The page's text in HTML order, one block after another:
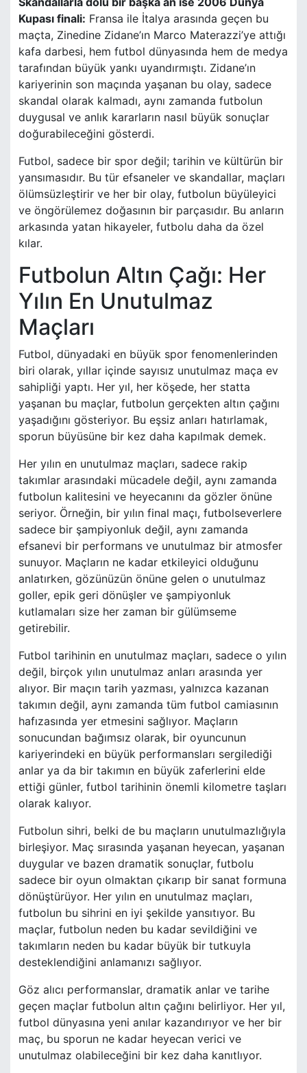
Kupası finali: Fransa ile İtalya arasında geçen bu
maçta, Zinedine Zidane’ın Marco Materazzi’ye attığı
kafa darbesi, hem futbol dünyasında hem de medya
tarafından büyük yankı uyandırmıştı. Zidane’ın
kariyerinin son maçında yaşanan bu olay, sadece
skandal olarak kalmadı, aynı zamanda futbolun
duygusal ve anlık kararların nasıl büyük sonuçlar
doğurabileceğini gösterdi.
Futbol, sadece bir spor değil; tarihin ve kültürün bir
yansımasıdır. Bu tür efsaneler ve skandallar, maçları
ölümsüzleştirir ve her bir olay, futbolun büyüleyici
ve öngörülemez doğasının bir parçasıdır. Bu anların
arkasında yatan hikayeler, futbolu daha da özel
kılar.
Futbolun Altın Çağı: Her
Yılın En Unutulmaz
Maçları
Futbol, dünyadaki en büyük spor fenomenlerinden
biri olarak, yıllar içinde sayısız unutulmaz maça ev
sahipliği yaptı. Her yıl, her köşede, her statta
yaşanan bu maçlar, futbolun gerçekten altın çağını
yaşadığını gösteriyor. Bu eşsiz anları hatırlamak,
sporun büyüsüne bir kez daha kapılmak demek.
Her yılın en unutulmaz maçları, sadece rakip
takımlar arasındaki mücadele değil, aynı zamanda
futbolun kalitesini ve heyecanını da gözler önüne
seriyor. Örneğin, bir yılın final maçı, futbolseverlere
sadece bir şampiyonluk değil, aynı zamanda
efsanevi bir performans ve unutulmaz bir atmosfer
sunuyor. Maçların ne kadar etkileyici olduğunu
anlatırken, gözünüzün önüne gelen o unutulmaz
goller, epik geri dönüşler ve şampiyonluk
kutlamaları size her zaman bir gülümseme
getirebilir.
Futbol tarihinin en unutulmaz maçları, sadece o yılın
değil, birçok yılın unutulmaz anları arasında yer
alıyor. Bir maçın tarih yazması, yalnızca kazanan
takımın değil, aynı zamanda tüm futbol camiasının
hafızasında yer etmesini sağlıyor. Maçların
sonucundan bağımsız olarak, bir oyuncunun
kariyerindeki en büyük performansları sergilediği
anlar ya da bir takımın en büyük zaferlerini elde
ettiği günler, futbol tarihinin önemli kilometre taşları
olarak kalıyor.
Futbolun sihri, belki de bu maçların unutulmazlığıyla
birleşiyor. Maç sırasında yaşanan heyecan, yaşanan
duygular ve bazen dramatik sonuçlar, futbolu
sadece bir oyun olmaktan çıkarıp bir sanat formuna
dönüştürüyor. Her yılın en unutulmaz maçları,
futbolun bu sihrini en iyi şekilde yansıtıyor. Bu
maçlar, futbolun neden bu kadar sevildiğini ve
takımların neden bu kadar büyük bir tutkuyla
desteklendiğini anlamanızı sağlıyor.
Göz alıcı performanslar, dramatik anlar ve tarihe
geçen maçlar futbolun altın çağını belirliyor. Her yıl,
futbol dünyasına yeni anılar kazandırıyor ve her bir
maç, bu sporun ne kadar heyecan verici ve
unutulmaz olabileceğini bir kez daha kanıtlıyor.